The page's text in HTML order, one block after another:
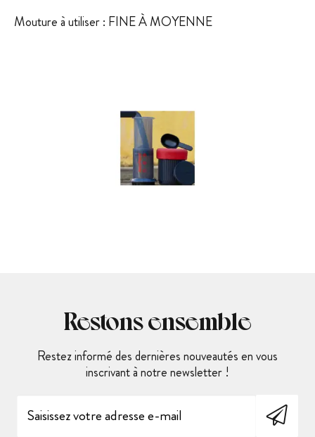
Mouture à utiliser : FINE À MOYENNE
Restons ensemble
Restez informé des dernières nouveautés en vous
inscrivant à notre newsletter !